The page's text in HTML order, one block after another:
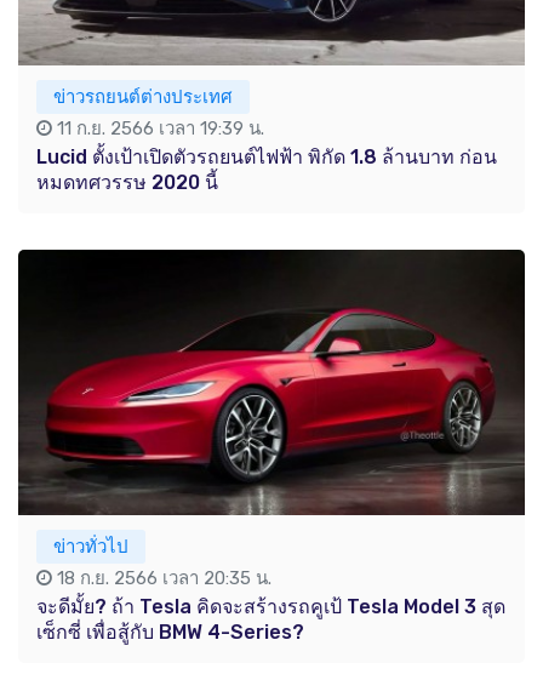
ข่าวรถยนต์ต่างประเทศ
11 ก.ย. 2566 เวลา 19:39 น.
Lucid ตั้งเป้าเปิดตัวรถยนต์ไฟฟ้า พิกัด 1.8 ล้านบาท ก่อน
หมดทศวรรษ 2020 นี้
ข่าวทั่วไป
18 ก.ย. 2566 เวลา 20:35 น.
จะดีมั้ย? ถ้า Tesla คิดจะสร้างรถคูเป้ Tesla Model 3 สุด
เซ็กซี่ เพื่อสู้กับ BMW 4-Series?